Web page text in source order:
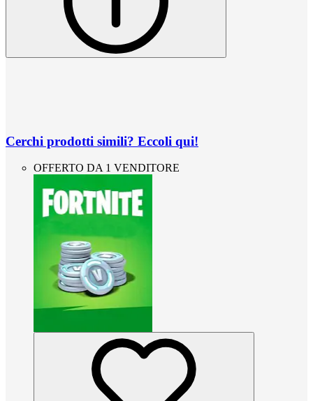
Cerchi prodotti simili? Eccoli qui!
OFFERTO DA 1 VENDITORE